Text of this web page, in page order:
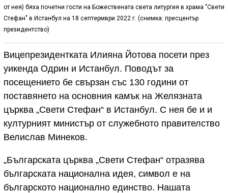
от нея) бяха почетни гости на Божествената света литургия в храма "Свети
Стефан" в Истанбул на 18 септермври 2022 г. (снимка: пресцентър
президентство)
Вицепрезидентката Илияна Йотова посети през
уикенда Одрин и Истанбул. Поводът за
посещението бе свързан със 130 години от
поставянето на основния камък на Желязната
църква „Свети Стефан“ в Истанбул. С нея бе и и
културният министър от служебното правителство
Велислав Минеков.
„Българската църква „Свети Стефан“ отразява
българската национална идея, символ е на
българското национално единство. Нашата